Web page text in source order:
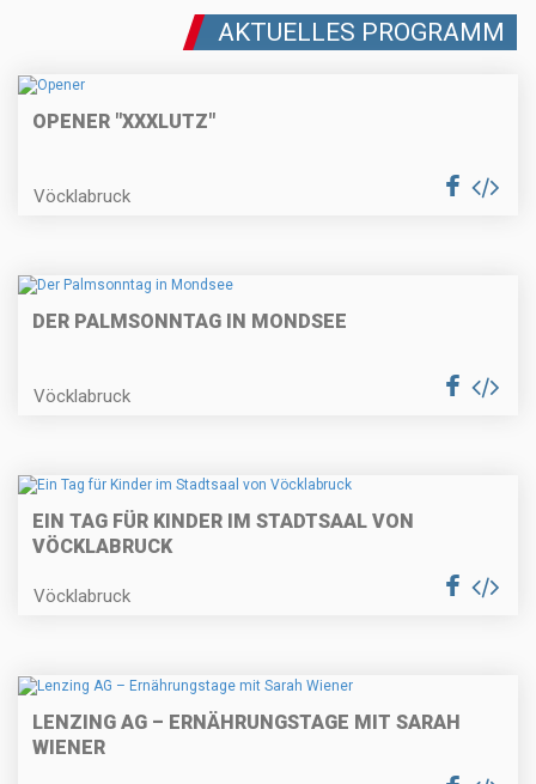
AKTUELLES PROGRAMM
OPENER "XXXLUTZ"
Vöcklabruck
DER PALMSONNTAG IN MONDSEE
Vöcklabruck
EIN TAG FÜR KINDER IM STADTSAAL VON
VÖCKLABRUCK
Vöcklabruck
LENZING AG – ERNÄHRUNGSTAGE MIT SARAH
WIENER